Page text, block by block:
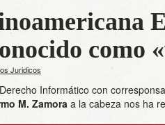
como
Juridicos
Informático con
M. Zamoraa la cabeza nos ha